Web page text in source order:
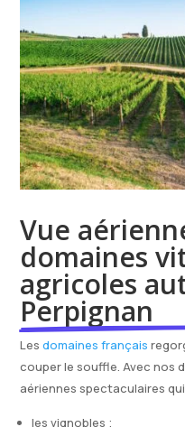
Vue
domaines
agricoles
Perpignan
Lesdomaines français
couper le souffle. Avec nos
aériennes spectaculaires
les vignobles ;